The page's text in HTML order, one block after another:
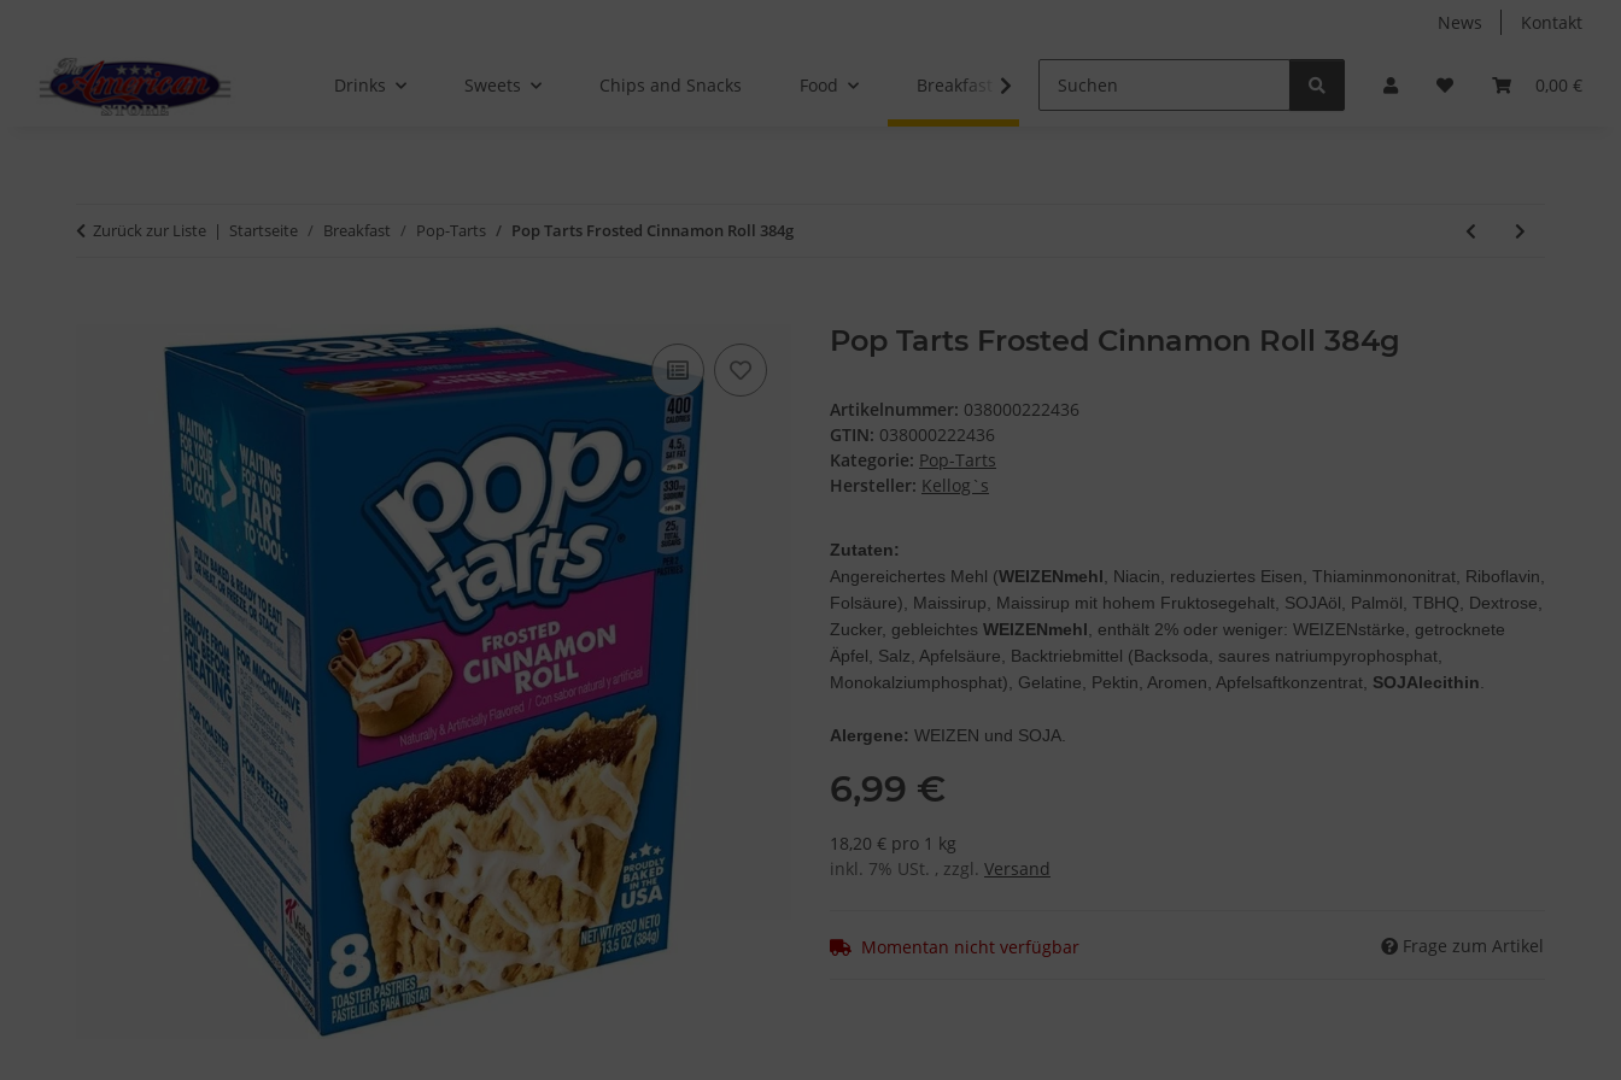
News Kontakt
0,00 €
Drinks Sweets Chips and Snacks Food Breakfast Non-Food
Zurück zur Liste Startseite Breakfast Pop-Tarts Pop Tarts Frosted Cinnamon Roll 384g
Pop Tarts Frosted Cinnamon Roll 384g
Artikelnummer: 038000222436
GTIN: 038000222436
Kategorie: Pop-Tarts
Hersteller: Kellog`s
Zutaten:
Angereichertes Mehl (WEIZENmehl, Niacin, reduziertes Eisen, Thiaminmononitrat, Riboflavin,
Folsäure), Maissirup, Maissirup mit hohem Fruktosegehalt, SOJAöl, Palmöl, TBHQ, Dextrose,
Zucker, gebleichtes WEIZENmehl, enthält 2% oder weniger: WEIZENstärke, getrocknete
Äpfel, Salz, Apfelsäure, Backtriebmittel (Backsoda, saures natriumpyrophosphat,
Monokalziumphosphat), Gelatine, Pektin, Aromen, Apfelsaftkonzentrat, SOJAlecithin.
Alergene: WEIZEN und SOJA.
6,99 €
18,20 € pro 1 kg
inkl. 7% USt. , zzgl. Versand
Momentan nicht verfügbar Frage zum Artikel